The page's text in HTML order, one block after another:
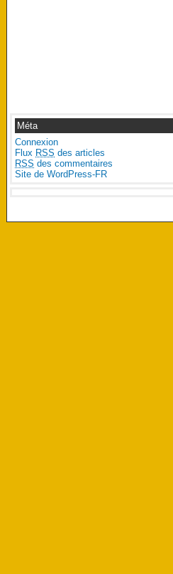
Méta
Connexion
Flux RSS des articles
RSS des commentaires
Site de WordPress-FR